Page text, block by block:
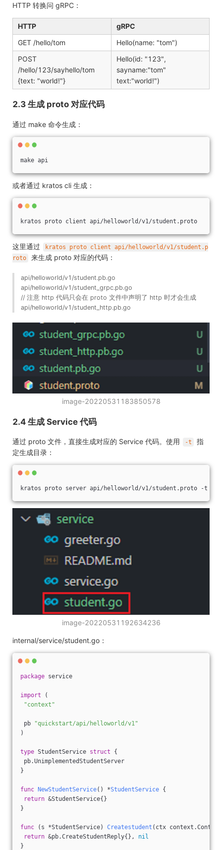
HTTP 转换问 gRPC：
HTTP
gRPC
GET /hello/tom
Hello(name: "tom")
POST
/hello/123/sayhello/tom
{text: "world!"}
Hello(id: "123",
sayname:"tom"
text:"world!")
2.3 生成 proto 对应代码
通过 make 命令生成：
make api
或者通过 kratos cli 生成：
kratos proto client api/helloworld/v1/student.proto
这里通过
kratos proto client api/helloworld/v1/student.p
roto
来生成 proto 对应的代码：
api/helloworld/v1/student.pb.go
api/helloworld/v1/student_grpc.pb.go
// 注意 http 代码只会在 proto 文件中声明了 http 时才会生成
api/helloworld/v1/student_http.pb.go
image-20220531183850578
2.4 生成 Service 代码
通过 proto 文件，直接生成对应的 Service 代码。使用 -t
指
定生成目录：
kratos proto server api/helloworld/v1/student.proto -t
image-20220531192634236
internal/service/student.go：
package service
import (
"context"
pb
"quickstart/api/helloworld/v1"
)
type StudentService struct {
pb.UnimplementedStudentServer
}
func NewStudentService() *StudentService {
return &StudentService{}
}
func (s *StudentService) Createstudent (ctx
return &pb.CreateStudentReply{}, nil
}